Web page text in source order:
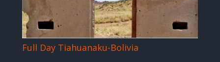
Full Day Tiahuanaku-Bolivia